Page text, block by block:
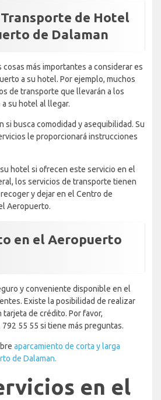
de Hotel
de Dalaman
cosas más importantes a considerar es
a su hotel. Por ejemplo, muchos
de transporte que llevarán a los
su hotel al llegar.
si busca comodidad y asequibilidad. Su
le proporcionará instrucciones
hotel si ofrecen este servicio en el
los servicios de transporte tienen
y dejar en el Centro de
Aeropuerto.
en el Aeropuerto
y conveniente disponible en el
Existe la posibilidad de realizar
de crédito. Por favor,
55 55 si tiene más preguntas.
aparcamiento de corta y larga
de Dalaman.
en el